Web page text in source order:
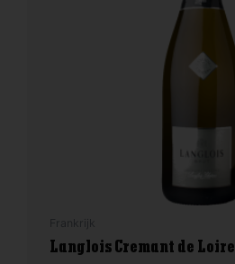
Langlois Cremant de Loire